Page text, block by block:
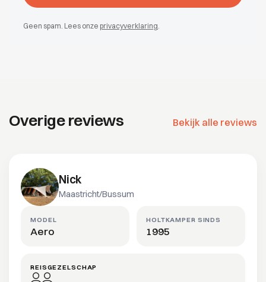
Geen spam. Lees onze privacyverklaring
Overige reviews Bekijk alle reviews
Nick
Maastricht/Bussum
MODEL
Aero
REISGEZELSCHAP
HOLTKAMPER SINDS
1995